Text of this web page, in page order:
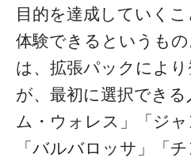
目的を達成していく
体験できるというもの
は、拡張パックによ
が、最初に選択でき
ム・ウォレス」「ジャ
「バルバロッサ」「